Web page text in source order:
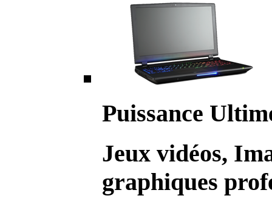
Puissance
Jeux vidéos,
graphiques